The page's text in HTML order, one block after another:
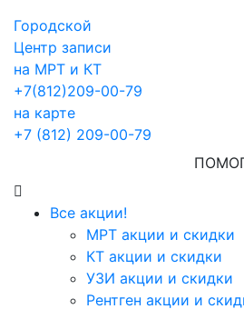
Городской
Центр записи
на МРТ и КТ
+7(812)209-00-79
на карте
+7 (812) 209-00-79
Все акции!
МРТ акции и скидки
КТ акции и скидки
УЗИ акции и скидки
Рентген акции и